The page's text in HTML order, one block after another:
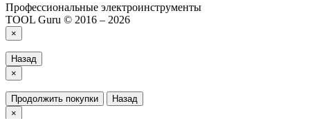
Профессиональные электроинструменты
TOOL Guru © 2016 – 2026
×
Назад
×
Продолжить покупки
Назад
×